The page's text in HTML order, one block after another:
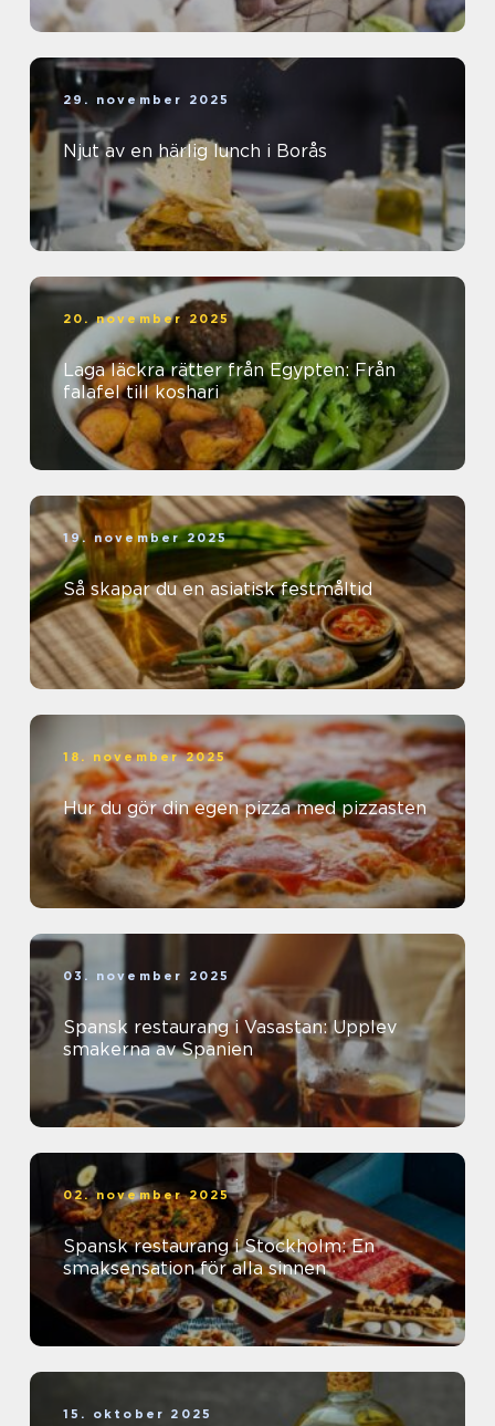
29. november 2025
Njut av en härlig lunch i Borås
20. november 2025
Laga läckra rätter från Egypten: Från
falafel till koshari
19. november 2025
Så skapar du en asiatisk festmåltid
18. november 2025
Hur du gör din egen pizza med pizzasten
03. november 2025
Spansk restaurang i Vasastan: Upplev
smakerna av Spanien
02. november 2025
Spansk restaurang i Stockholm: En
smaksensation för alla sinnen
15. oktober 2025